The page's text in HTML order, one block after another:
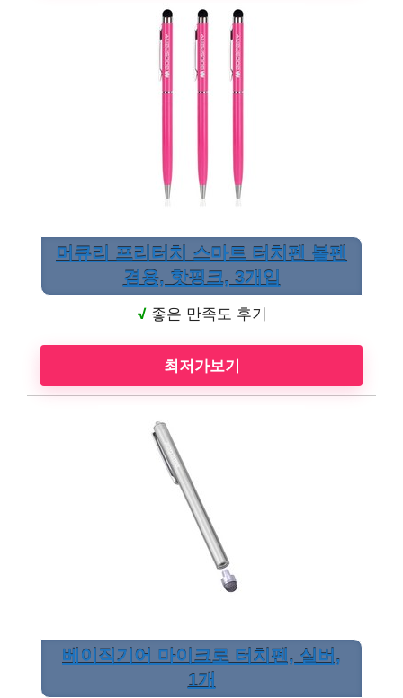
머큐리 프리터치 스마트 터치펜 볼펜
겸용, 핫핑크, 3개입
√좋은 만족도 후기
최저가보기
베이직기어 마이크로 터치펜, 실버,
1개